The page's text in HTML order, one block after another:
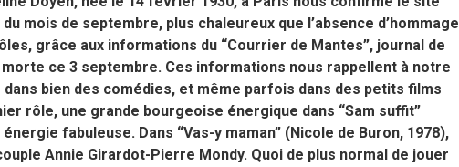
mois de septembre, plus chaleureux que l’absence d’hommage
grâce aux informations du “Courrier de Mantes”, journal de
ce 3 septembre. Ces informations nous rappellent à notre
bien des comédies, et même parfois dans des petits films
rôle, une grande bourgeoise énergique dans “Sam suffit”
fabuleuse. Dans “Vas-y maman” (Nicole de Buron, 1978),
Annie Girardot-Pierre Mondy. Quoi de plus normal de jouer